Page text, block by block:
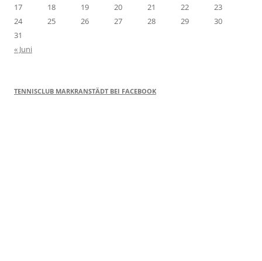
17
18 19 20 21 22
23
24
25 26 27 28 29
30
31
« Juni
TENNISCLUB MARKRANSTÄDT BEI FACEBOOK